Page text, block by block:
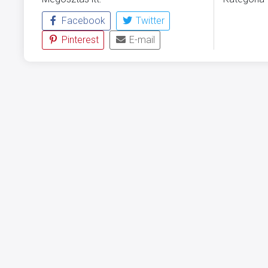
Facebook
Twitter
Pinterest
E-mail